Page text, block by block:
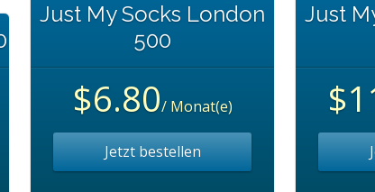
Just My Socks London
500
$6.80/ Monat(e)
Jetzt bestellen
Just